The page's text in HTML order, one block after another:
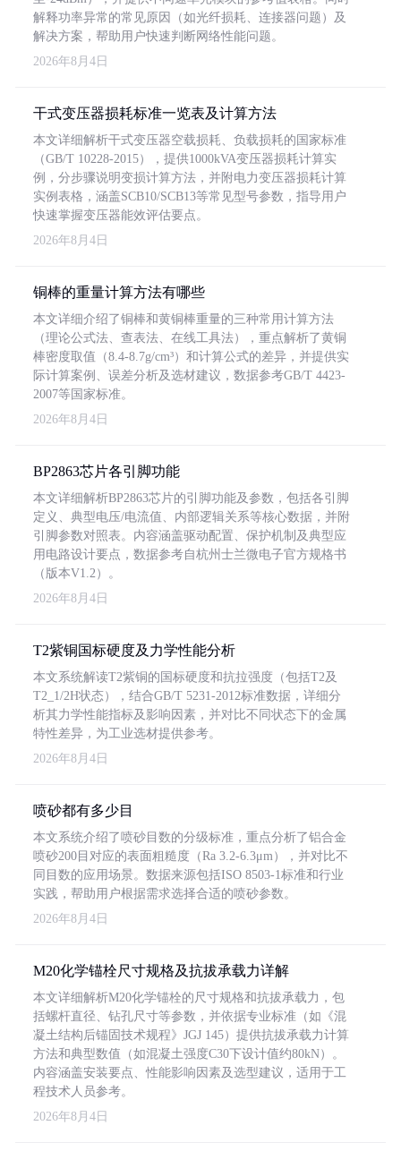
解释功率异常的常见原因（如光纤损耗、连接器问题）及
解决方案，帮助用户快速判断网络性能问题。
2026年8月4日
干式变压器损耗标准一览表及计算方法
本文详细解析干式变压器空载损耗、负载损耗的国家标准
（GB/T 10228-2015），提供1000kVA变压器损耗计算实
例，分步骤说明变损计算方法，并附电力变压器损耗计算
实例表格，涵盖SCB10/SCB13等常见型号参数，指导用户
快速掌握变压器能效评估要点。
2026年8月4日
铜棒的重量计算方法有哪些
本文详细介绍了铜棒和黄铜棒重量的三种常用计算方法
（理论公式法、查表法、在线工具法），重点解析了黄铜
棒密度取值（8.4-8.7g/cm³）和计算公式的差异，并提供实
际计算案例、误差分析及选材建议，数据参考GB/T 4423-
2007等国家标准。
2026年8月4日
BP2863芯片各引脚功能
本文详细解析BP2863芯片的引脚功能及参数，包括各引脚
定义、典型电压/电流值、内部逻辑关系等核心数据，并附
引脚参数对照表。内容涵盖驱动配置、保护机制及典型应
用电路设计要点，数据参考自杭州士兰微电子官方规格书
（版本V1.2）。
2026年8月4日
T2紫铜国标硬度及力学性能分析
本文系统解读T2紫铜的国标硬度和抗拉强度（包括T2及
T2_1/2H状态），结合GB/T 5231-2012标准数据，详细分
析其力学性能指标及影响因素，并对比不同状态下的金属
特性差异，为工业选材提供参考。
2026年8月4日
喷砂都有多少目
本文系统介绍了喷砂目数的分级标准，重点分析了铝合金
喷砂200目对应的表面粗糙度（Ra 3.2-6.3μm），并对比不
同目数的应用场景。数据来源包括ISO 8503-1标准和行业
实践，帮助用户根据需求选择合适的喷砂参数。
2026年8月4日
M20化学锚栓尺寸规格及抗拔承载力详解
本文详细解析M20化学锚栓的尺寸规格和抗拔承载力，包
括螺杆直径、钻孔尺寸等参数，并依据专业标准（如《混
凝土结构后锚固技术规程》JGJ 145）提供抗拔承载力计算
方法和典型数值（如混凝土强度C30下设计值约80kN）。
内容涵盖安装要点、性能影响因素及选型建议，适用于工
程技术人员参考。
2026年8月4日